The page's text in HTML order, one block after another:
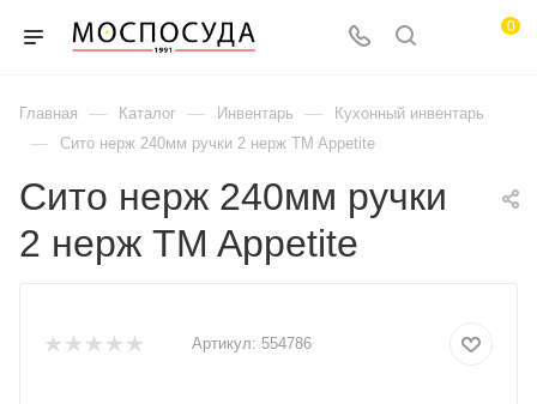
0
Главная — Каталог — Инвентарь — Кухонный инвентарь
— Сито нерж 240мм ручки 2 нерж TM Appetite
Сито нерж 240мм ручки
2 нерж TM Appetite
Артикул: 554786